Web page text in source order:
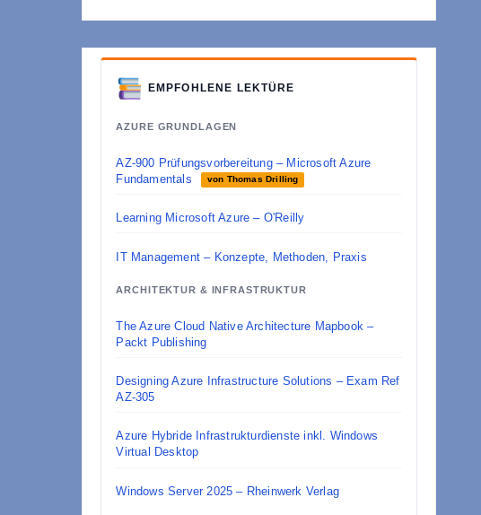
EMPFOHLENE LEKTÜRE
AZURE GRUNDLAGEN
AZ-900 Prüfungsvorbereitung – Microsoft Azure
Fundamentals
von Thomas Drilling
Learning Microsoft Azure – O'Reilly
IT Management – Konzepte, Methoden, Praxis
ARCHITEKTUR & INFRASTRUKTUR
The Azure Cloud Native Architecture Mapbook –
Packt Publishing
Designing Azure Infrastructure Solutions – Exam Ref
AZ-305
Azure Hybride Infrastrukturdienste inkl. Windows
Virtual Desktop
Windows Server 2025 – Rheinwerk Verlag